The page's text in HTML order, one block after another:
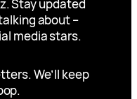
Stay updated
about –
media stars.
We’ll keep